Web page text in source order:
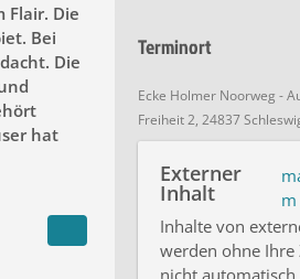
Flair. Die
Bei
Die
hat
Terminort
Ecke Holmer Noorweg -
Freiheit 2, 24837
Externer
Inhalt
m
Inhalte von
werden ohne
nicht automatisch